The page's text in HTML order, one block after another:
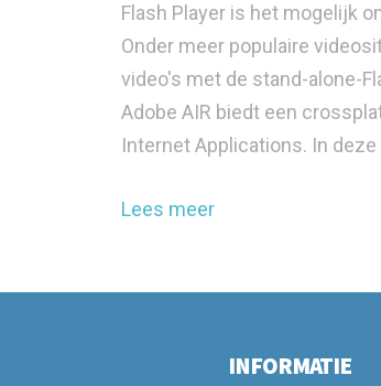
Flash Player is het mogelijk
Onder meer populaire
video's met de stand-alone-
Adobe AIR biedt een
Internet Applications. In
Lees meer
INFORMATIE